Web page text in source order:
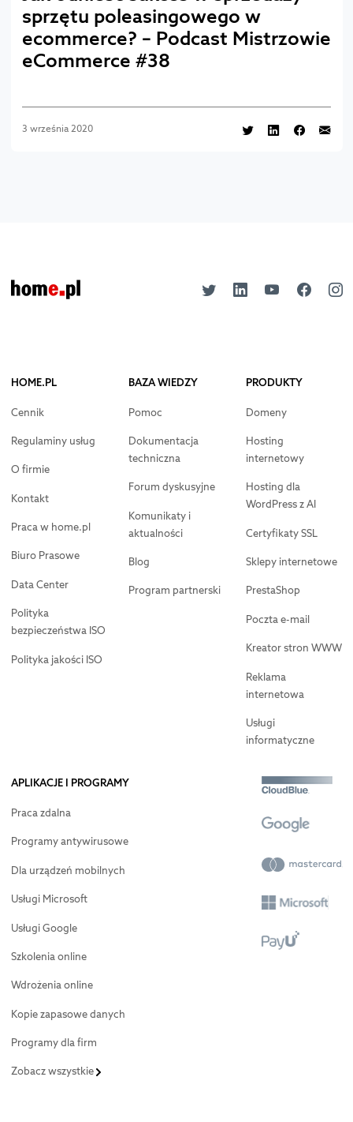
sprzętu poleasingowego w
ecommerce? – Podcast Mistrzowie
eCommerce #38
3 września 2020
HOME.PL
Cennik
Regulaminy usług
O firmie
Kontakt
Praca w home.pl
Biuro Prasowe
Data Center
Polityka
bezpieczeństwa ISO
Polityka jakości ISO
BAZA WIEDZY
Pomoc
Dokumentacja
techniczna
Forum dyskusyjne
Komunikaty i
aktualności
Blog
Program partnerski
PRODUKTY
Domeny
Hosting
internetowy
Hosting dla
WordPress z AI
Certyfikaty SSL
Sklepy internetowe
PrestaShop
Poczta e-mail
Kreator stron WWW
Reklama
internetowa
Usługi
informatyczne
APLIKACJE I PROGRAMY
Praca zdalna
Programy antywirusowe
Dla urządzeń mobilnych
Usługi Microsoft
Usługi Google
Szkolenia online
Wdrożenia online
Kopie zapasowe danych
Programy dla firm
Zobacz wszystkie